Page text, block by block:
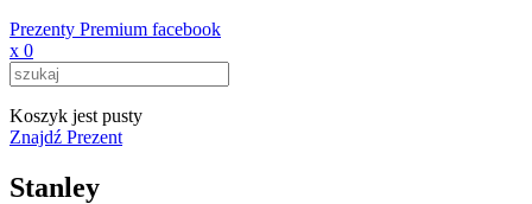
Prezenty Premium facebook
x 0
Koszyk jest pusty
Znajdź Prezent
Stanley